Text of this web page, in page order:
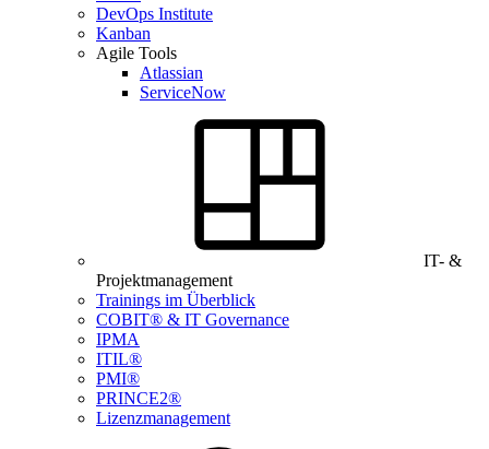
DevOps Institute
Kanban
Agile Tools
Atlassian
ServiceNow
IT- &
Projektmanagement
Trainings im Überblick
COBIT® & IT Governance
IPMA
ITIL®
PMI®
PRINCE2®
Lizenzmanagement